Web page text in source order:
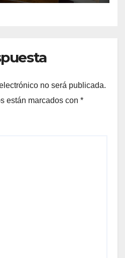
no será publicada.
están marcados con *